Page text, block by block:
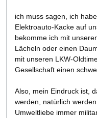
ich muss sagen, ich
Elektroauto-Kacke auf
bekomme ich mit
Lächeln oder einen
mit unseren LKW-
Gesellschaft einen
Also, mein Eindruck ist,
werden, natürlich
Umweltliebe immer